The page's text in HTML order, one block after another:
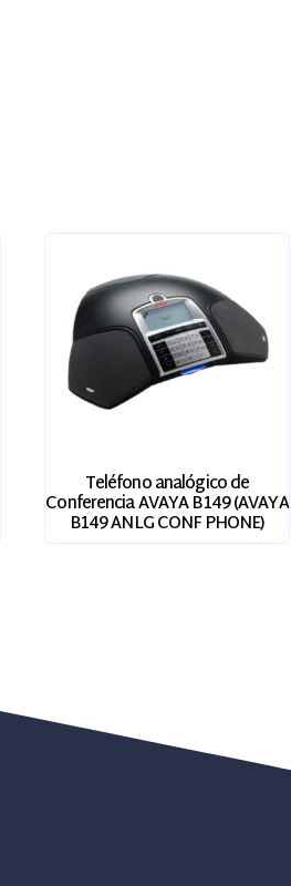
Teléfono analógico de
Conferencia AVAYA B149 (AVAYA
B149 ANLG CONF PHONE)